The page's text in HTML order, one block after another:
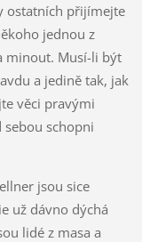
ostatních přijímejte
jednou z
minout. Musí-li být
a jedině tak, jak
věci pravými
schopni
jsou sice
už dávno dýchá
lidé z masa a